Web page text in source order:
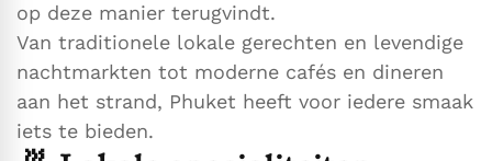
op deze manier terugvindt.
Van traditionele lokale gerechten en levendige
nachtmarkten tot moderne cafés en dineren
aan het strand, Phuket heeft voor iedere smaak
iets te bieden.